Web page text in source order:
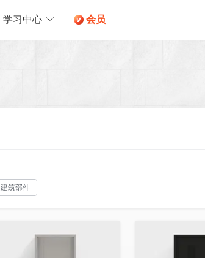
学习中心 会员
建筑部件
收藏